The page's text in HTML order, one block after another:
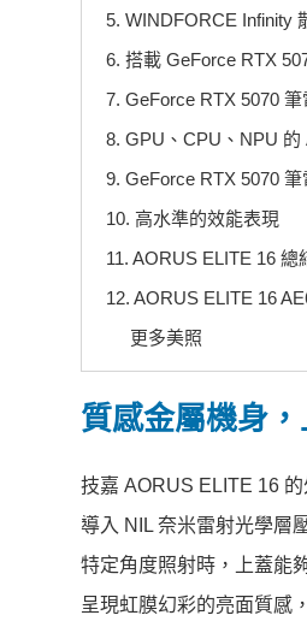
5. WINDFORCE Infinity
6. 搭載 GeForce RTX
7. GeForce RTX 5070
8. GPU、CPU、NPU 的
9. GeForce RTX 5070
10. 高水準的效能表現
11. AORUS ELITE 16
12. AORUS ELITE 16
更多美照
質感金屬機身
技嘉 AORUS ELITE 16
導入 NIL 奈米雷射光學層
特定角度照射時，上蓋能
呈現虹膜幻彩的亮面質感